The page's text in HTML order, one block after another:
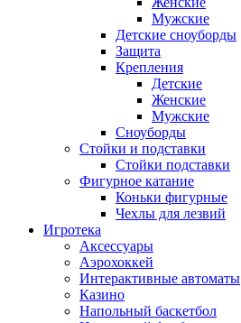
Мужские
Детские сноуборды
Защита
Крепления
Детские
Женские
Мужские
Сноуборды
Стойки и подставки
Cтойки подставки
Фигурное катание
Коньки фигурные
Чехлы для лезвий
Игротека
Аксессуары
Аэрохоккей
Интерактивные автоматы
Казино
Напольный баскетбол